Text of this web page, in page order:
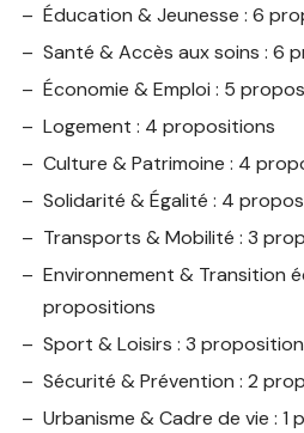
Éducation & Jeunesse : 6
Santé & Accès aux soins : 6
Économie & Emploi : 5
Logement : 4 propositions
Culture & Patrimoine : 4
Solidarité & Égalité : 4
Transports & Mobilité : 3
Environnement & Transition
propositions
Sport & Loisirs : 3
Sécurité & Prévention : 2
Urbanisme & Cadre de vie : 1